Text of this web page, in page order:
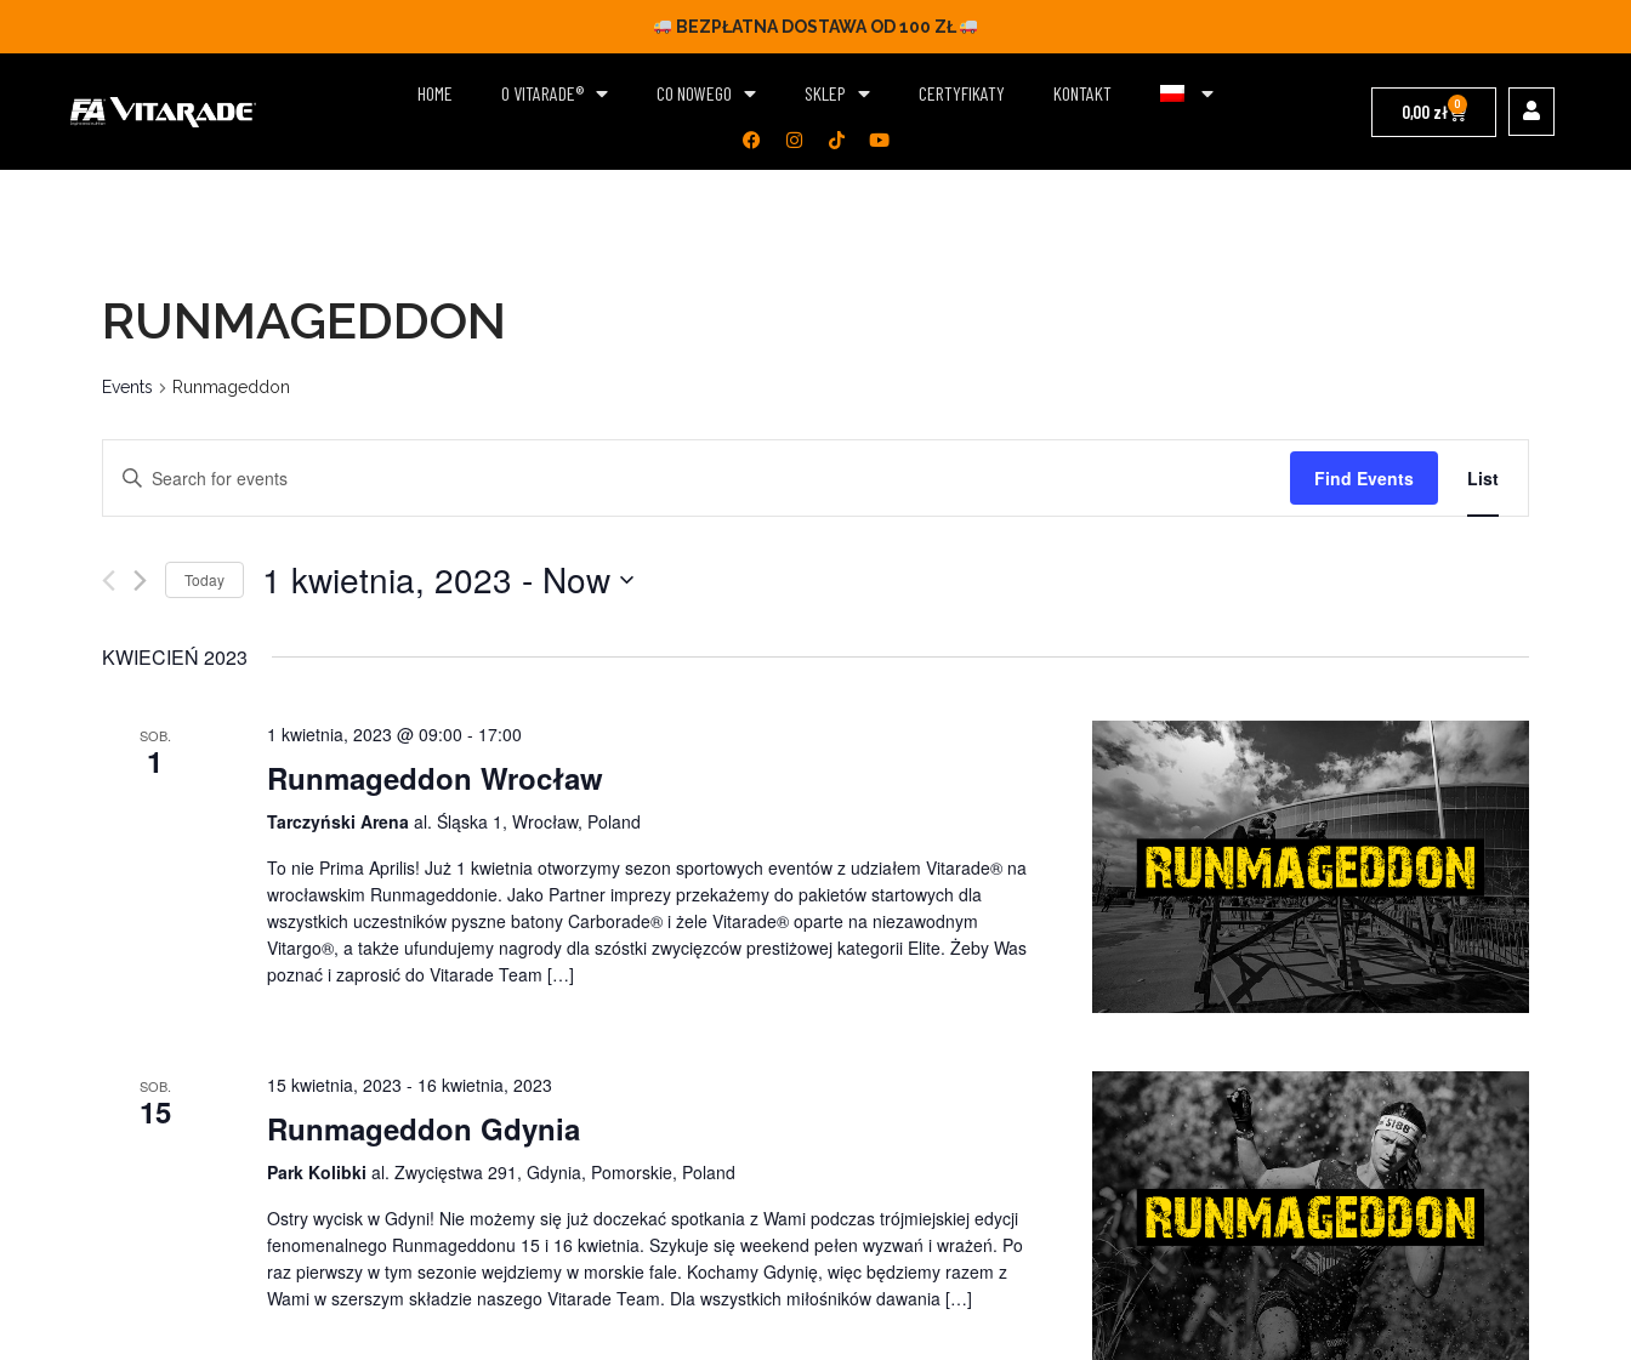
BEZPŁATNA DOSTAWA OD 100 ZŁ
HOME O VITARADE® CO NOWEGO SKLEP CERTYFIKATY KONTAKT
0,00 zł 0
RUNMAGEDDON
Events Runmageddon
EVENTS
SEARCH
AND
VIEWS
NAVIGATION
Keyword.
for
Keyword.
Find Events
Views
Navigation
List
Today 1 kwietnia, 2023 - Now
KWIECIEŃ 2023
SOB.
1
1 kwietnia, 2023 @ 09:00 - 17:00
Runmageddon Wrocław
Tarczyński Arena al. Śląska 1, Wrocław, Poland
To nie Prima Aprilis! Już 1 kwietnia otworzymy sezon sportowych eventów z udziałem Vitarade® na
wrocławskim Runmageddonie. Jako Partner imprezy przekażemy do pakietów startowych dla
wszystkich uczestników pyszne batony Carborade® i żele Vitarade® oparte na niezawodnym
Vitargo®, a także ufundujemy nagrody dla szóstki zwycięzców prestiżowej kategorii Elite. Żeby Was
poznać i zaprosić do Vitarade Team […]
SOB.
15
15 kwietnia, 2023 - 16 kwietnia, 2023
Runmageddon Gdynia
Park Kolibki al. Zwycięstwa 291, Gdynia, Pomorskie, Poland
Ostry wycisk w Gdyni! Nie możemy się już doczekać spotkania z Wami podczas trójmiejskiej edycji
fenomenalnego Runmageddonu 15 i 16 kwietnia. Szykuje się weekend pełen wyzwań i wrażeń. Po
raz pierwszy w tym sezonie wejdziemy w morskie fale. Kochamy Gdynię, więc będziemy razem z
Wami w szerszym składzie naszego Vitarade Team. Dla wszystkich miłośników dawania […]